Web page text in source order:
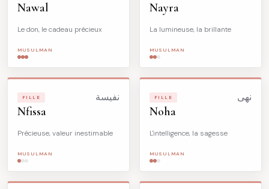
Nawal
Le don, le cadeau précieux
MUSULMAN
Nayra
La lumineuse, la brillante
MUSULMAN
FILLE نفيسة
Nfissa
Précieuse, valeur inestimable
MUSULMAN
FILLE نهى
Noha
L'intelligence, la sagesse
MUSULMAN